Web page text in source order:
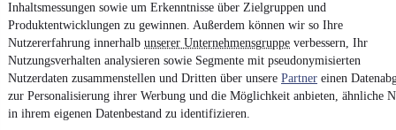
Inhaltsmessungen sowie um Erkenntnisse über Zielgruppen und
Produktentwicklungen zu gewinnen. Außerdem können wir so Ihre
Nutzererfahrung innerhalb unserer Unternehmensgruppe verbessern, Ihr
Nutzungsverhalten analysieren sowie Segmente mit pseudonymisierten
Nutzerdaten zusammenstellen und Dritten über unsere Partner einen
zur Personalisierung ihrer Werbung und die Möglichkeit anbieten, ähnliche
in ihrem eigenen Datenbestand zu identifizieren.
4.6 Sterne
Nutze mobile.de schnell und einfach
App installieren
Impressum